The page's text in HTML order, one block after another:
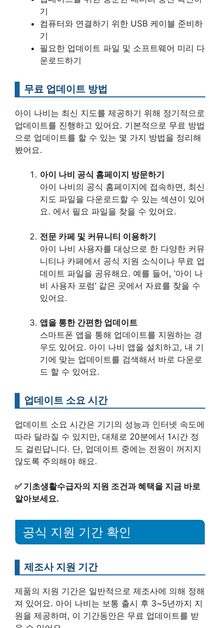
기
컴퓨터와 연결하기 위한 USB 케이블 준비하
기
필요한 업데이트 파일 및 소프트웨어 미리 다
운로드하기
무료 업데이트 방법
아이 나비는 최신 지도를 제공하기 위해 정기적으로
업데이트를 진행하고 있어요. 기본적으로 무료 방법
으로 업데이트를 할 수 있는 몇 가지 방법을 정리해
봤어요.
아이 나비 공식 홈페이지 방문하기
아이 나비의 공식 홈페이지에 접속하면, 최신
지도 파일을 다운로드할 수 있는 섹션이 있어
요. 에서 필요 파일을 찾을 수 있어요.
전문 카페 및 커뮤니티 이용하기
아이 나비 사용자를 대상으로 한 다양한 커뮤
니티나 카페에서 공식 지원 소식이나 무료 업
데이트 파일을 공유해요. 예를 들어, ‘아이 나
비 사용자 포럼’ 같은 곳에서 자료를 찾을 수
있어요.
앱을 통한 간편한 업데이트
스마트폰 앱을 통해 업데이트를 지원하는 경
우도 있어요. 아이 나비 앱을 설치하고, 내 기
기에 맞는 업데이트를 검색해서 바로 다운로
드 할 수 있어요.
업데이트 소요 시간
업데이트 소요 시간은 기기의 성능과 인터넷 속도에
따라 달라질 수 있지만, 대체로 20분에서 1시간 정
도 걸린답니다. 단, 업데이트 중에는 전원이 꺼지지
않도록 주의해야 해요.
✅ 기초생활수급자의 지원 조건과 혜택을 지금 바로
알아보세요.
공식 지원 기간 확인
제조사 지원 기간
제품의 지원 기간은 일반적으로 제조사에 의해 정해
져 있어요. 아이 나비는 보통 출시 후 3~5년까지 지
원을 제공하며, 이 기간동안은 무료 업데이트를 받